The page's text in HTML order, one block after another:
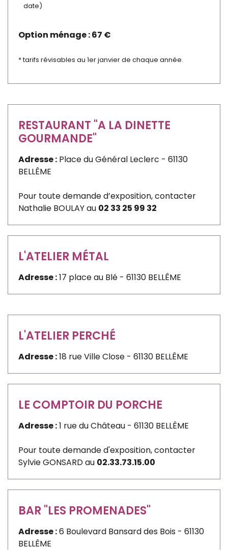
date)
Option ménage : 67 €
* tarifs révisables au 1er janvier de chaque année.
RESTAURANT "A LA DINETTE
GOURMANDE"
Adresse : Place du Général Leclerc - 61130
BELLÊME
Pour toute demande d’exposition, contacter
Nathalie BOULAY au 02 33 25 99 32
L'ATELIER MÉTAL
Adresse :17 place au Blé - 61130 BELLÊME
L'ATELIER PERCHÉ
Adresse :18 rue Ville Close - 61130 BELLÊME
LE COMPTOIR DU PORCHE
Adresse :1 rue du Château - 61130 BELLÊME
Pour toute demande d'exposition, contacter
Sylvie GONSARD au 02.33.73.15.00
BAR "LES PROMENADES"
Adresse :6 Boulevard Bansard des Bois - 61130
BELLÊME